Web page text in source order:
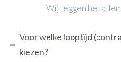
Wij leggen het
Voor welke looptijd
kiezen?